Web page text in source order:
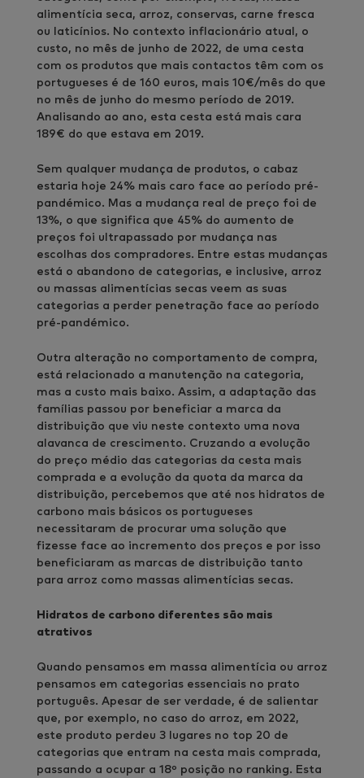
alimentícia seca, arroz, conservas, carne fresca
ou laticínios. No contexto inflacionário atual, o
custo, no mês de junho de 2022, de uma cesta
com os produtos que mais contactos têm com os
portugueses é de 160 euros, mais 10€/mês do que
no mês de junho do mesmo período de 2019.
Analisando ao ano, esta cesta está mais cara
189€ do que estava em 2019.
Sem qualquer mudança de produtos, o cabaz
estaria hoje 24% mais caro face ao período pré-
pandémico. Mas a mudança real de preço foi de
13%, o que significa que 45% do aumento de
preços foi ultrapassado por mudança nas
escolhas dos compradores. Entre estas mudanças
está o abandono de categorias, e inclusive, arroz
ou massas alimentícias secas veem as suas
categorias a perder penetração face ao período
pré-pandémico.
Outra alteração no comportamento de compra,
está relacionado a manutenção na categoria,
mas a custo mais baixo. Assim, a adaptação das
famílias passou por beneficiar a marca da
distribuição que viu neste contexto uma nova
alavanca de crescimento. Cruzando a evolução
do preço médio das categorias da cesta mais
comprada e a evolução da quota da marca da
distribuição, percebemos que até nos hidratos de
carbono mais básicos os portugueses
necessitaram de procurar uma solução que
fizesse face ao incremento dos preços e por isso
beneficiaram as marcas de distribuição tanto
para arroz como massas alimentícias secas.
Hidratos de carbono diferentes são mais
atrativos
Quando pensamos em massa alimentícia ou arroz
pensamos em categorias essenciais no prato
português. Apesar de ser verdade, é de salientar
que, por exemplo, no caso do arroz, em 2022,
este produto perdeu 3 lugares no top 20 de
categorias que entram na cesta mais comprada,
passando a ocupar a 18º posição no ranking. Esta